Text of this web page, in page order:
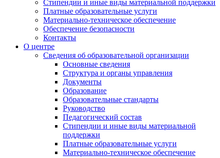
Стипендии и иные виды материальной поддержки
Платные образовательные услуги
Материально-техническое обеспечение
Обеспечение безопасности
Контакты
О центре
Сведения об образовательной организации
Основные сведения
Структура и органы управления
Документы
Образование
Образовательные стандарты
Руководство
Педагогический состав
Стипендии и иные виды материальной
поддержки
Платные образовательные услуги
Материально-техническое обеспечение